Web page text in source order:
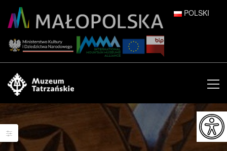
POLSKI
ENGLISH
ESPAÑOL
FRANÇAIS
ITALIANO